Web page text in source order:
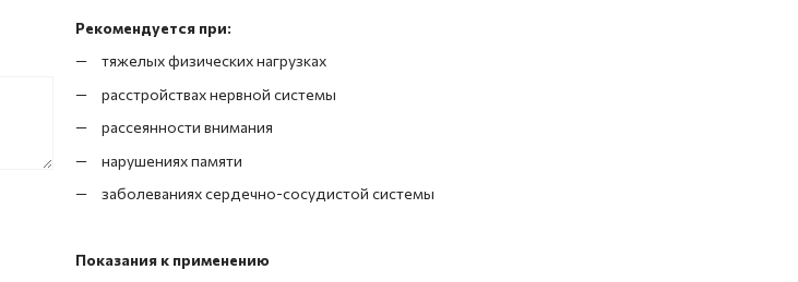
Рекомендуется при:
тяжелых физических нагрузках
расстройствах нервной системы
рассеянности внимания
нарушениях памяти
заболеваниях сердечно-сосудистой системы
Показания к применению